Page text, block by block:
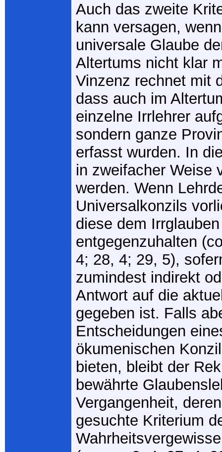
Auch das zweite
kann versagen,
universale Glaube
Altertums nicht klar
Vinzenz rechnet mit
dass auch im
einzelne Irrlehrer
sondern ganze
erfasst wurden. In
in zweifacher Weise
werden. Wenn
Universalkonzils
diese dem Irrglauben
entgegenzuhalten
4; 28, 4; 29, 5),
zumindest indirekt
Antwort auf die
gegeben ist. Falls
Entscheidungen
ökumenischen
bieten, bleibt der
bewährte
Vergangenheit,
gesuchte Kriterium